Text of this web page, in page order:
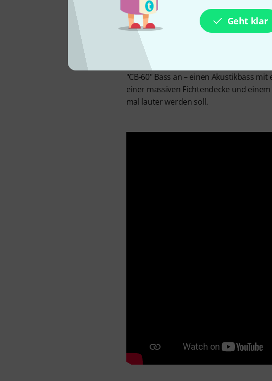
Geht klar
1991 sorgte Eric Clapton mit einem
erhielt sechs Grammy Awards. Man
hat, der das Musizieren mit
nicht fehlen. Fender bietet im Rahmen
"CB-60" Bass an – einen Akustikbass
einer massiven Fichtendecke und
mal lauter werden soll.